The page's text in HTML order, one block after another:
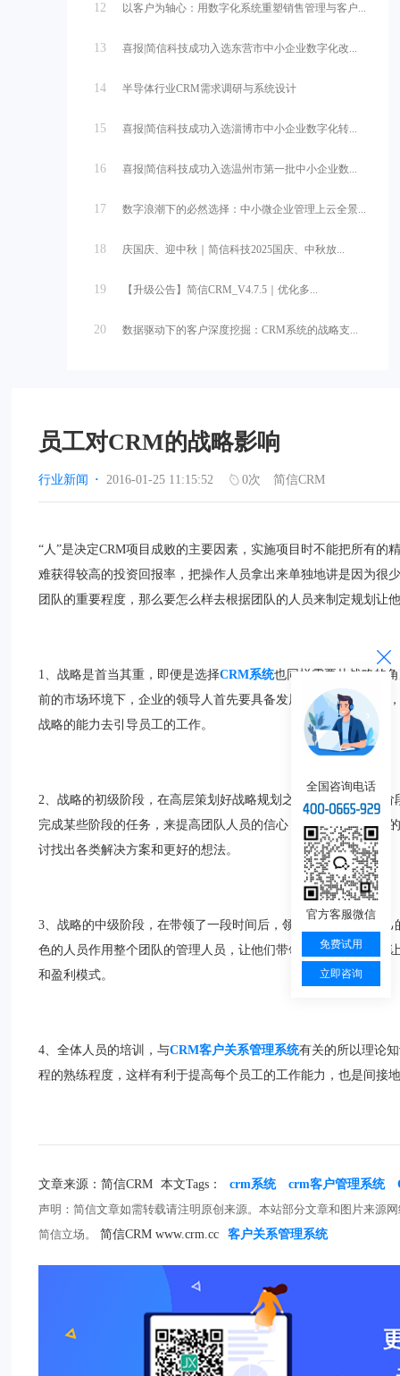
12 以客户为轴心：用数字化系统重塑销售管理与客户...
13 喜报|简信科技成功入选东营市中小企业数字化改...
14 半导体行业CRM需求调研与系统设计
15 喜报|简信科技成功入选淄博市中小企业数字化转...
16 喜报|简信科技成功入选温州市第一批中小企业数...
17 数字浪潮下的必然选择：中小微企业管理上云全景...
18 庆国庆、迎中秋｜简信科技2025国庆、中秋放...
19 【升级公告】简信CRM_V4.7.5｜优化多...
20 数据驱动下的客户深度挖掘：CRM系统的战略支...
员工对CRM的战略影响
行业新闻 · 2016-01-25 11:15:52 0次 简信CRM
“人”是决定CRM项目成败的主要因素，实施项目时不能把所有
难获得较高的投资回报率，把操作人员拿出来单独地讲是因为很
团队的重要程度，那么要怎么样去根据团队的人员来制定规划让
1、战略是首当其重，即便是选择CRM系统也同样需要从战略的
前的市场环境下，企业的领导人首先要具备发展远见和创新理念
战略的能力去引导员工的工作。
2、战略的初级阶段，在高层策划好战略规划之后的执行的初始
完成某些阶段的任务，来提高团队人员的信心，鼓励他们在操作
讨找出各类解决方案和更好的想法。
3、战略的中级阶段，在带领了一段时间后，领导人员要根据自
色的人员作用整个团队的管理人员，让他们带领着团队去发展，
和盈利模式。
4、全体人员的培训，与CRM客户关系管理系统有关的所以理论
程的熟练程度，这样有利于提高每个员工的工作能力，也是间接
文章来源：简信CRM 本文Tags： crm系统 crm客户管理系统
声明：简信文章如需转载请注明原创来源。本站部分文章和图片来源
简信立场。
简信CRM www.crm.cc 客户关系管理系统
全国咨询电话
官方客服微信
免费试用
立即咨询